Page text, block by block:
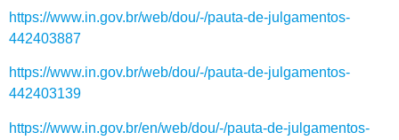
https://www.in.gov.br/web/dou/-/pauta-de-julgamentos-
442403887
https://www.in.gov.br/web/dou/-/pauta-de-julgamentos-
442403139
https://www.in.gov.br/en/web/dou/-/pauta-de-julgamentos-